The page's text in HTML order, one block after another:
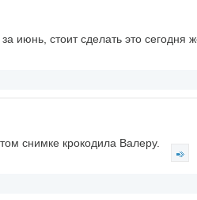
июнь, стоит сделать это сегодня
снимке крокодила Валеру.